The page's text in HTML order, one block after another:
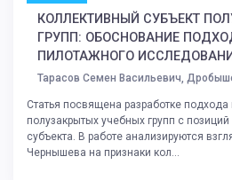
КОЛЛЕКТИВНЫЙ СУБЪЕКТ
ГРУПП: ОБОСНОВАНИЕ
ПИЛОТАЖНОГО
Тарасов Семен Васильевич,
Статья посвящена разработке
полузакрытых учебных групп с
субъекта. В работе анализируются
Чернышева на признаки кол...